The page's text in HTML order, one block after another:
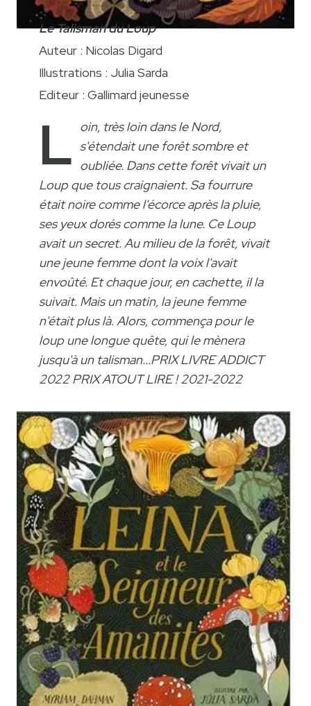
Le Talisman du Loup
Auteur : Nicolas Digard
Illustrations : Julia Sarda
Editeur : Gallimard jeunesse
L oin, très loin dans le Nord,
s'étendait une forêt sombre et
oubliée. Dans cette forêt vivait un
Loup que tous craignaient. Sa fourrure
était noire comme l'écorce après la pluie,
ses yeux dorés comme la lune. Ce Loup
avait un secret. Au milieu de la forêt, vivait
une jeune femme dont la voix l'avait
envoûté. Et chaque jour, en cachette, il la
suivait. Mais un matin, la jeune femme
n'était plus là. Alors, commença pour le
loup une longue quête, qui le mènera
jusqu'à un talisman...PRIX LIVRE ADDICT
2022 PRIX ATOUT LIRE ! 2021-2022